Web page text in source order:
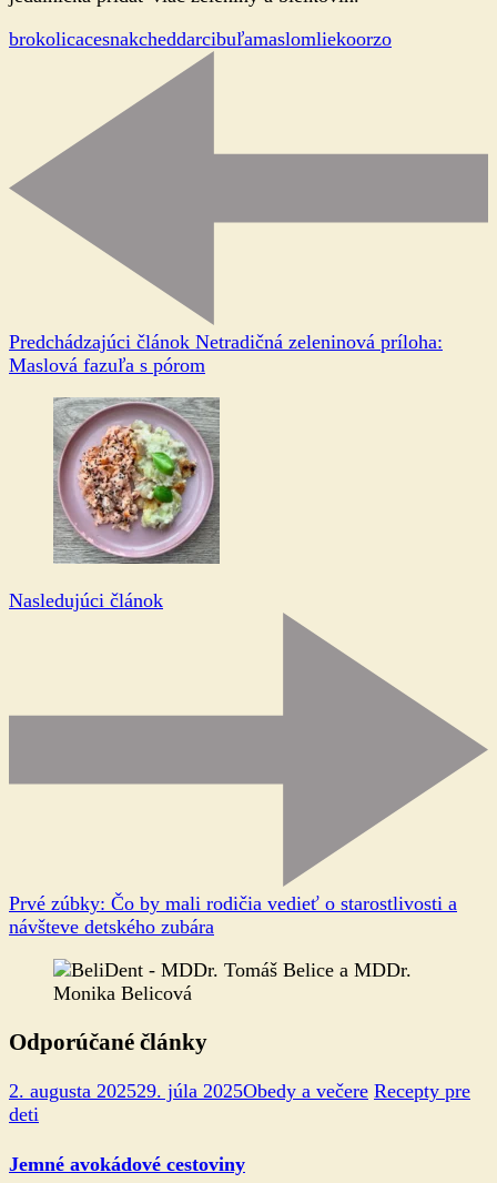
brokolicacesnakcheddarcibuľamaslomliekoorzo
Predchádzajúci článok Netradičná zeleninová príloha:
Maslová fazuľa s pórom
Nasledujúci článok
Prvé zúbky: Čo by mali rodičia vedieť o starostlivosti a
návšteve detského zubára
Odporúčané články
2. augusta 202529. júla 2025Obedy a večere Recepty pre
deti
Jemné avokádové cestoviny